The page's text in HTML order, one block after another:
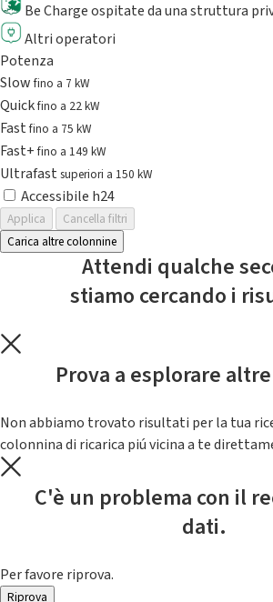
Be Charge ospitate da una struttura
Altri operatori
Potenza
Slowfino a 7 kW
Quickfino a 22 kW
Fastfino a 75 kW
Fast+fino a 149 kW
Ultrafast superiori a 150 kW
Accessibile h24
Applica
Cancella filtri
Carica altre colonnine
Attendi qualche
stiamo cercando i
Prova a esplorare
Non abbiamo trovato risultati per la tua
colonnina di ricarica piú vicina a te
C'è un problema con il
dati.
Per favore riprova.
Riprova